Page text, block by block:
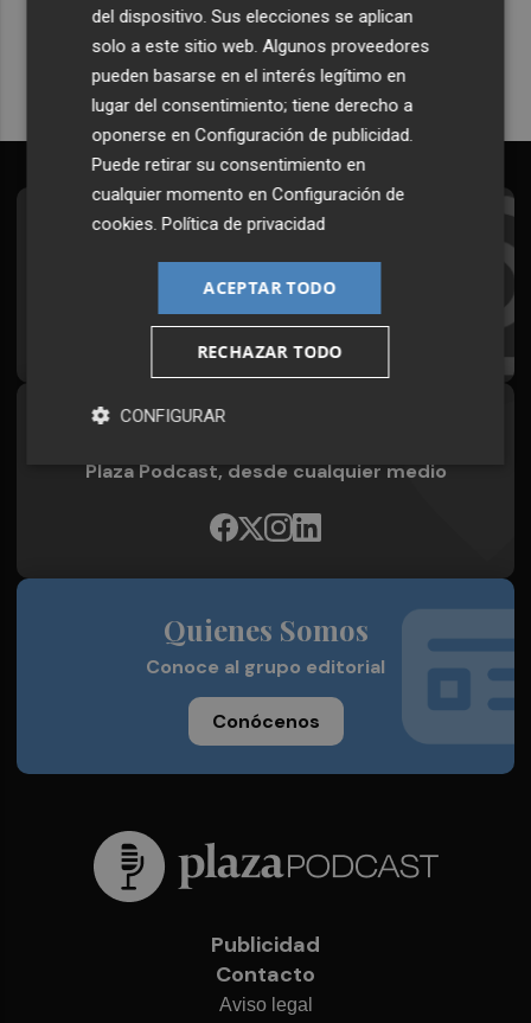
Quiero suscribirme
Suscríbete al Boletín
¡Quiero suscribirme!
Síguenos en redes
Plaza Podcast, desde cualquier medio
Quienes Somos
Conoce al grupo editorial
Conócenos
Publicidad
Contacto
Aviso legal
del dispositivo. Sus elecciones se aplican
solo a este sitio web. Algunos proveedores
pueden basarse en el interés legítimo en
lugar del consentimiento; tiene derecho a
oponerse enConfiguración de publicidad
Puede retirar su consentimiento en
cualquier momento enConfiguración de
cookies .Política de privacidad
ACEPTAR TODO
RECHAZAR TODO
CONFIGURAR